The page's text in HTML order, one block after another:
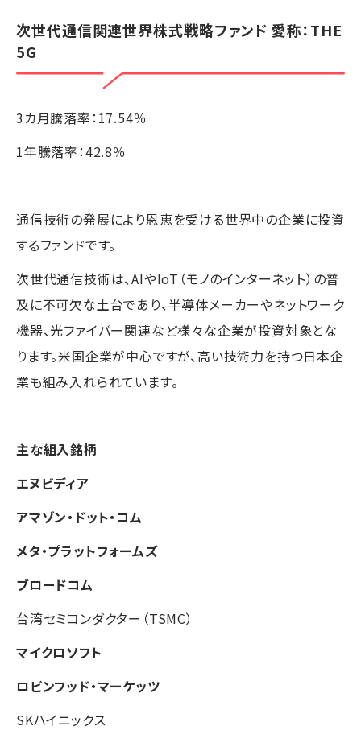
次世代通信関連世界株式戦略ファンド 愛称：THE
5G
3カ月騰落率：17.54％
1年騰落率：42.8％
通信技術の発展により恩恵を受ける世界中の企業に投資
するファンドです。
次世代通信技術は、AIやIoT（モノのインターネット）の普
及に不可欠な土台であり、半導体メーカーやネットワーク
機器、光ファイバー関連など様々な企業が投資対象とな
ります。米国企業が中心ですが、高い技術力を持つ日本企
業も組み入れられています。
主な組入銘柄
エヌビディア
アマゾン・ドット・コム
メタ・プラットフォームズ
ブロードコム
台湾セミコンダクター（TSMC）
マイクロソフト
ロビンフッド・マーケッツ
SKハイニックス